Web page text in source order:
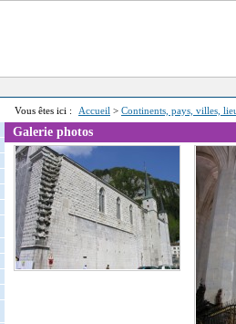
Vous êtes ici : Accueil > Continents, pays, villes,
Galerie photos